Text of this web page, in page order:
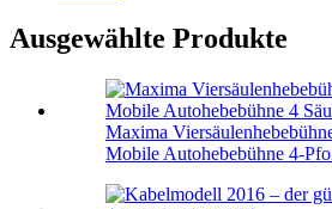
Ausgewählte Produkte
Maxima
Mobile Autohebebühne 4-